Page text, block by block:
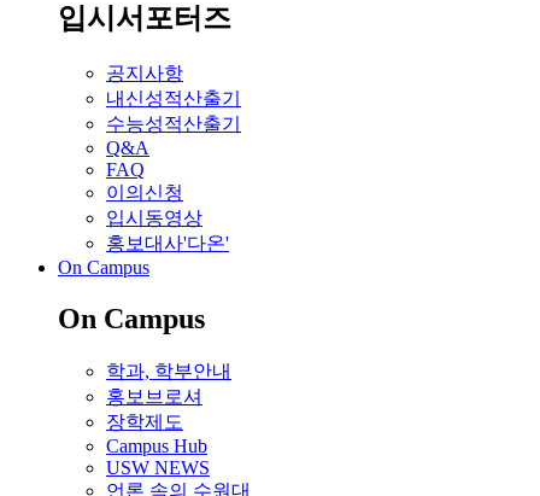
입시서포터즈
공지사항
내신성적산출기
수능성적산출기
Q&A
FAQ
이의신청
입시동영상
홍보대사'다온'
On Campus
On Campus
학과, 학부안내
홍보브로셔
장학제도
Campus Hub
USW NEWS
언론 속의 수원대